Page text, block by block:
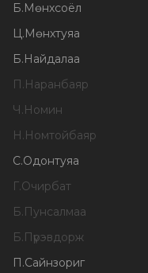
Б.Мөнхсоёл
Ц.Мөнхтуяа
Б.Найдалаа
П.Наранбаяр
Ч.Номин
Н.Номтойбаяр
С.Одонтуяа
Г.Очирбат
Б.Пунсалмаа
Б.Пүрэвдорж
П.Сайнзориг